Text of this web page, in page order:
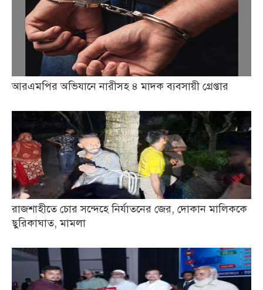
আরএমপির অভিযানে নারীসহ ৪ মাদক ব্যবসায়ী গ্রেপ্তার
রাজশাহীতে চোর সন্দেহে নির্যাতনের জের, দোকান মালিককে
ছুরিকাঘাত, মামলা